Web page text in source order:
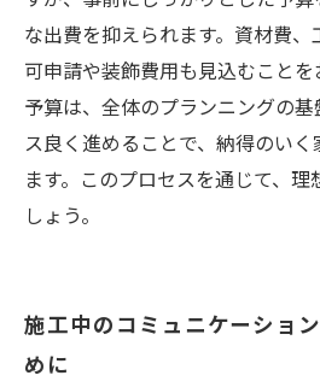
な出費を抑えられます。資材費
可申請や装飾費用も見込むこと
予算は、全体のプランニングの
ス良く進めることで、納得のい
ます。このプロセスを通じて、
しょう。
施工中のコミュニケーショ
めに